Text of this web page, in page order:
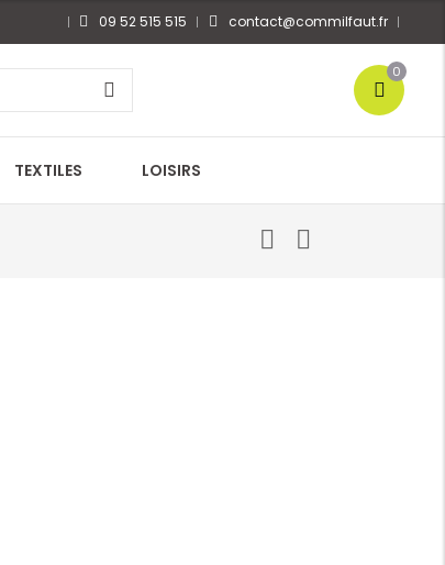
09 52 515 515 contact@commilfaut.fr
0
TEXTILES LOISIRS